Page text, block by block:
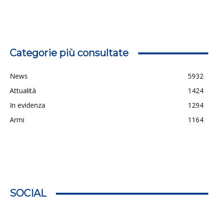
Categorie più consultate
News
5932
Attualità
1424
In evidenza
1294
Armi
1164
SOCIAL